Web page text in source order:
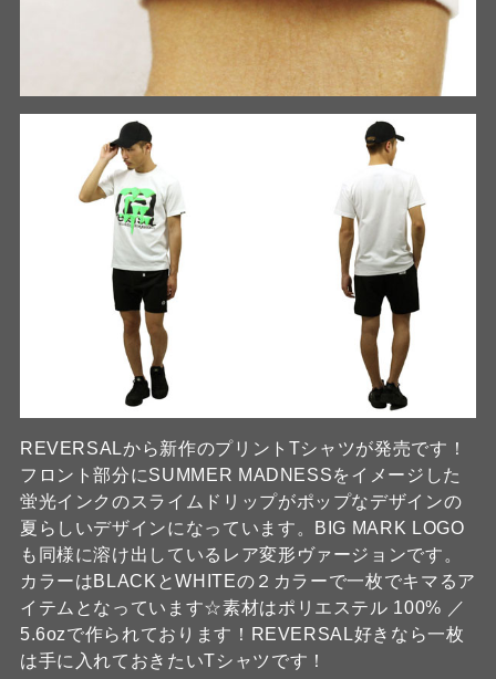
REVERSALから新作のプリントTシャツが発売です！
フロント部分にSUMMER MADNESSをイメージした
蛍光インクのスライムドリップがポップなデザインの
夏らしいデザインになっています。BIG MARK LOGO
も同様に溶け出しているレア変形ヴァージョンです。
カラーはBLACKとWHITEの２カラーで一枚でキマるア
イテムとなっています☆素材はポリエステル 100% ／
5.6ozで作られております！REVERSAL好きなら一枚
は手に入れておきたいTシャツです！